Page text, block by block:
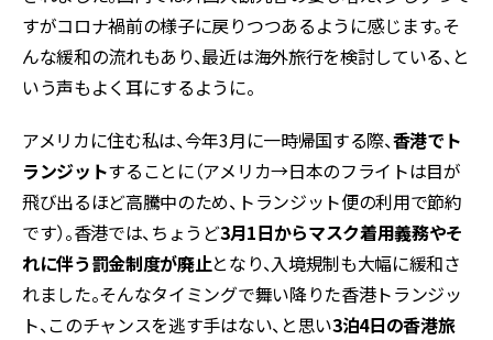
すがコロナ禍前の様子に戻りつつあるように感じます。そ
んな緩和の流れもあり、最近は海外旅行を検討している、と
いう声もよく耳にするように。
アメリカに住む私は、今年3月に一時帰国する際、香港でト
ランジットすることに（アメリカ→日本のフライトは目が
飛び出るほど高騰中のため、トランジット便の利用で節約
です）。香港では、ちょうど3月1日からマスク着用義務やそ
れに伴う罰金制度が廃止となり、入境規制も大幅に緩和さ
れました。そんなタイミングで舞い降りた香港トランジッ
ト、このチャンスを逃す手はない、と思い3泊4日の香港旅